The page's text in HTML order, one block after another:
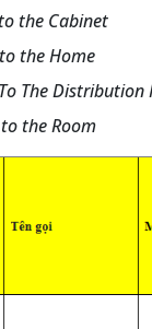
Cabinet
Home
Distribution
Room